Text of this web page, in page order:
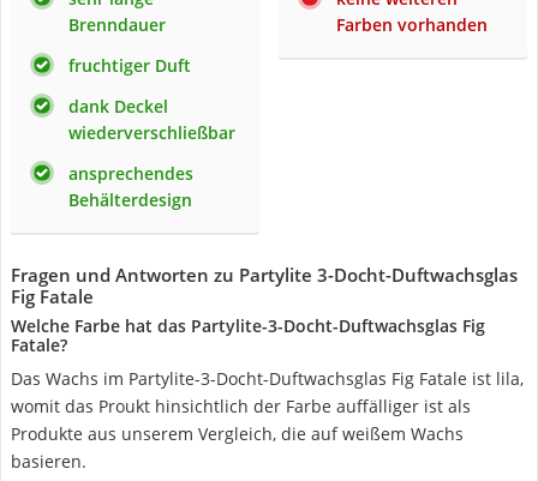
Brenndauer
fruchtiger Duft
dank Deckel
wiederverschließbar
ansprechendes
Behälterdesign
Farben vorhanden
Fragen und Antworten zu Partylite 3-Docht-Duftwachsglas
Fig Fatale
Welche Farbe hat das Partylite-3-Docht-Duftwachsglas Fig
Fatale?
Das Wachs im Partylite-3-Docht-Duftwachsglas Fig Fatale ist lila,
womit das Proukt hinsichtlich der Farbe auffälliger ist als
Produkte aus unserem Vergleich, die auf weißem Wachs
basieren.